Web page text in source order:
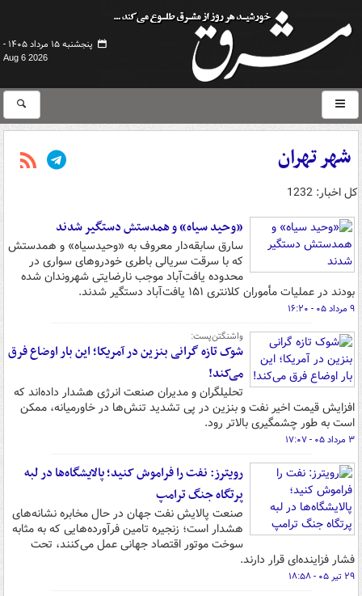
پنجشنبه ۱۵ مرداد ۱۴۰۵ -
Aug 6 2026
شهر تهران
کل اخبار: 1232
«وحید سیاه» و همدستش دستگیر شدند
سارق سابقه‌دار معروف به «وحیدسیاه» و همدستش
که با سرقت سریالی باطری خودروهای سواری در
محدوده یافت‌آباد موجب نارضایتی شهروندان شده
بودند در عملیات مأموران کلانتری ۱۵۱ یافت‌آباد دستگیر شدند.
۹ مرداد ۰۵ - ۱۶:۲۰
واشنگتن‌پست:
شوک تازه گرانی بنزین در آمریکا؛ این بار اوضاع فرق
می‌کند!
تحلیلگران و مدیران صنعت انرژی هشدار داده‌اند که
افزایش قیمت اخیر نفت و بنزین در پی تشدید تنش‌ها در خاورمیانه، ممکن
است به طور چشمگیری بالاتر رود.
۳ مرداد ۰۵ - ۱۷:۰۷
رویترز: نفت را فراموش کنید؛ پالایشگاه‌ها در لبه
پرتگاه جنگ ترامپ
صنعت پالایش نفت جهان در حال مخابره نشانه‌های
هشدار است؛ زنجیره تامین فرآورده‌هایی که به مثابه
سوخت موتور اقتصاد جهانی عمل می‌کنند، تحت
فشار فزاینده‌ای قرار دارند.
۲۹ تیر ۰۵ - ۱۸:۵۸